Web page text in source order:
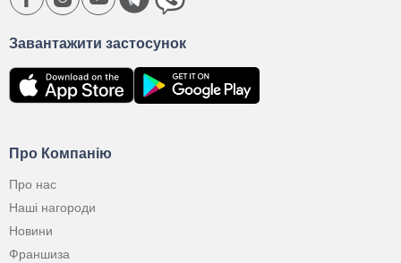
Про Компанію
Про нас
Наші нагороди
Новини
Франшиза
Завантажити застосунок